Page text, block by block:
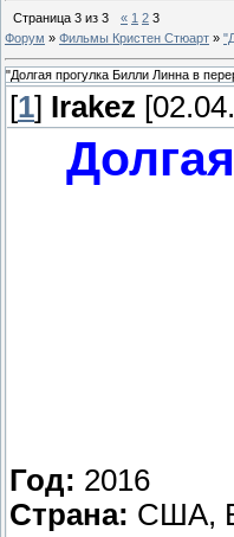
Страница 3 из 3 « 1 2 3
Форум » Фильмы Кристен Стюарт »
"Долгая прогулка Билли Линна в
[1] Irakez
Год: 2016
Страна: США,